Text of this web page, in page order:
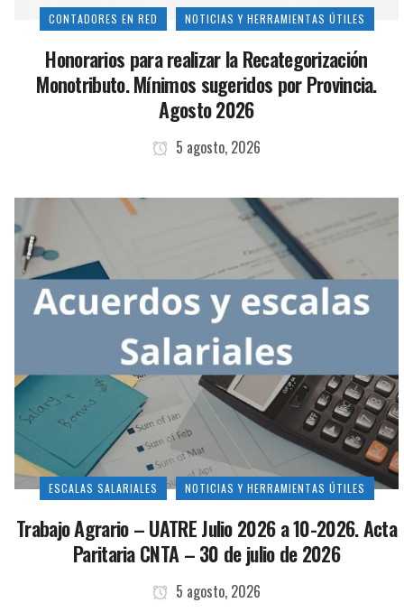
CONTADORES EN RED NOTICIAS Y HERRAMIENTAS ÚTILES
Honorarios para realizar la Recategorización
Monotributo. Mínimos sugeridos por Provincia.
Agosto 2026
5 agosto, 2026
ESCALAS SALARIALES NOTICIAS Y HERRAMIENTAS ÚTILES
Trabajo Agrario – UATRE Julio 2026 a 10-2026. Acta
Paritaria CNTA – 30 de julio de 2026
5 agosto, 2026